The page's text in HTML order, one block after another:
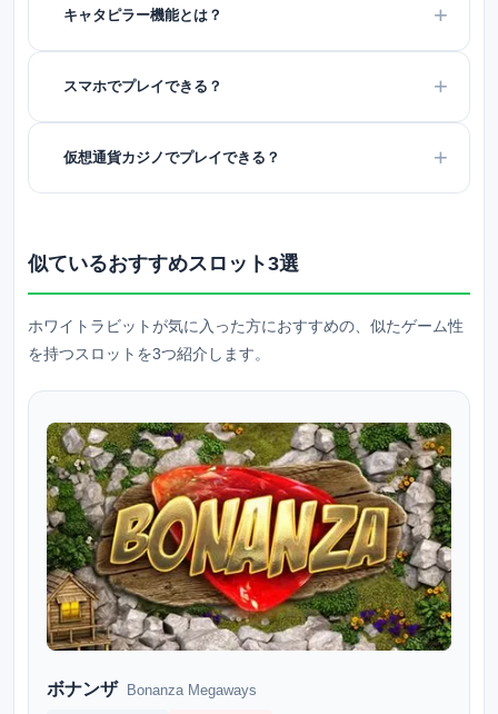
キャタピラー機能とは？
スマホでプレイできる？
仮想通貨カジノでプレイできる？
似ているおすすめスロット3選
ホワイトラビットが気に入った方におすすめの、似たゲーム性
を持つスロットを3つ紹介します。
ボナンザ Bonanza Megaways